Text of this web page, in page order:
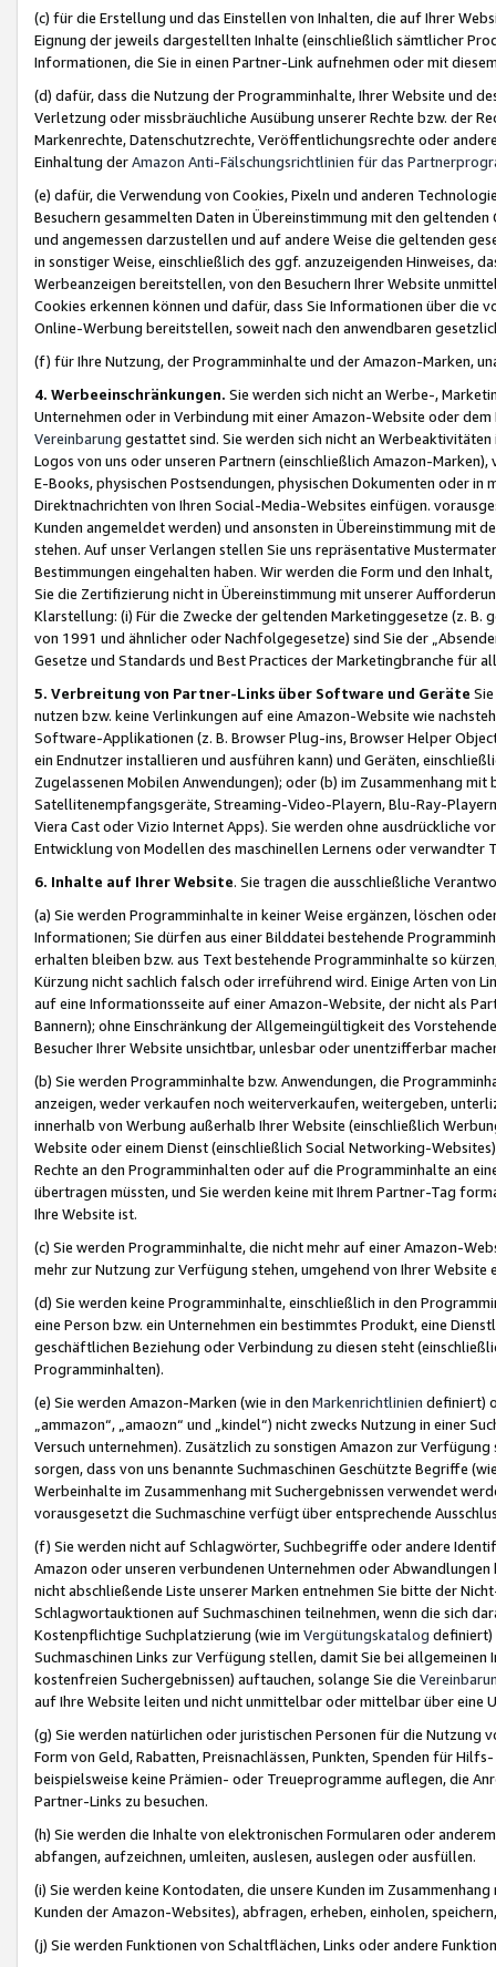
(c) für die Erstellung und das Einstellen von Inhalten, die auf Ihrer
Eignung der jeweils dargestellten Inhalte (einschließlich sämtlicher
Informationen, die Sie in einen Partner-Link aufnehmen oder mit
(d) dafür, dass die Nutzung der Programminhalte, Ihrer Website und
Verletzung oder missbräuchliche Ausübung unserer Rechte bzw. der
Markenrechte, Datenschutzrechte, Veröffentlichungsrechte oder
Einhaltung derAmazon Anti-Fälschungsrichtlinien für das
(e) dafür, die Verwendung von Cookies, Pixeln und anderen
Besuchern gesammelten Daten in Übereinstimmung mit den
und angemessen darzustellen und auf andere Weise die geltenden
in sonstiger Weise, einschließlich des ggf. anzuzeigenden Hinweises,
Werbeanzeigen bereitstellen, von den Besuchern Ihrer Website
Cookies erkennen können und dafür, dass Sie Informationen über die
Online-Werbung bereitstellen, soweit nach den anwendbaren
(f) für Ihre Nutzung, der Programminhalte und der Amazon-Marken,
4. Werbeeinschränkungen. Sie werden sich nicht an Werbe-,
Unternehmen oder in Verbindung mit einer Amazon-Website oder
Vereinbarung gestattet sind. Sie werden sich nicht an
Logos von uns oder unseren Partnern (einschließlich Amazon-
E-Books, physischen Postsendungen, physischen Dokumenten oder in
Direktnachrichten von Ihren Social-Media-Websites einfügen.
Kunden angemeldet werden) und ansonsten in Übereinstimmung mit
stehen. Auf unser Verlangen stellen Sie uns repräsentative
Bestimmungen eingehalten haben. Wir werden die Form und den
Sie die Zertifizierung nicht in Übereinstimmung mit unserer
Klarstellung: (i) Für die Zwecke der geltenden Marketinggesetze (z. B.
von 1991 und ähnlicher oder Nachfolgegesetze) sind Sie der
Gesetze und Standards und Best Practices der Marketingbranche für
5. Verbreitung von Partner-Links über Software und Geräte
nutzen bzw. keine Verlinkungen auf eine Amazon-Website wie
Software-Applikationen (z. B. Browser Plug-ins, Browser Helper
ein Endnutzer installieren und ausführen kann) und Geräten,
Zugelassenen Mobilen Anwendungen); oder (b) im Zusammenhang
Satellitenempfangsgeräte, Streaming-Video-Playern, Blu-Ray-
Viera Cast oder Vizio Internet Apps). Sie werden ohne ausdrückliche
Entwicklung von Modellen des maschinellen Lernens oder
6. Inhalte auf Ihrer Website. Sie tragen die ausschließliche
(a) Sie werden Programminhalte in keiner Weise ergänzen, löschen
Informationen; Sie dürfen aus einer Bilddatei bestehende
erhalten bleiben bzw. aus Text bestehende Programminhalte so
Kürzung nicht sachlich falsch oder irreführend wird. Einige Arten von
auf eine Informationsseite auf einer Amazon-Website, der nicht als
Bannern); ohne Einschränkung der Allgemeingültigkeit des
Besucher Ihrer Website unsichtbar, unlesbar oder unentzifferbar
(b) Sie werden Programminhalte bzw. Anwendungen, die
anzeigen, weder verkaufen noch weiterverkaufen, weitergeben,
innerhalb von Werbung außerhalb Ihrer Website (einschließlich
Website oder einem Dienst (einschließlich Social Networking-
Rechte an den Programminhalten oder auf die Programminhalte an
übertragen müssten, und Sie werden keine mit Ihrem Partner-Tag
Ihre Website ist.
(c) Sie werden Programminhalte, die nicht mehr auf einer Amazon-
mehr zur Nutzung zur Verfügung stehen, umgehend von Ihrer
(d) Sie werden keine Programminhalte, einschließlich in den
eine Person bzw. ein Unternehmen ein bestimmtes Produkt, eine
geschäftlichen Beziehung oder Verbindung zu diesen steht
Programminhalten).
(e) Sie werden Amazon-Marken (wie in den Markenrichtlinien definiert)
„ammazon“, „amaozn“ und „kindel“) nicht zwecks Nutzung in einer
Versuch unternehmen). Zusätzlich zu sonstigen Amazon zur
sorgen, dass von uns benannte Suchmaschinen Geschützte Begriffe
Werbeinhalte im Zusammenhang mit Suchergebnissen verwendet
vorausgesetzt die Suchmaschine verfügt über entsprechende
(f) Sie werden nicht auf Schlagwörter, Suchbegriffe oder andere
Amazon oder unseren verbundenen Unternehmen oder
nicht abschließende Liste unserer Marken entnehmen Sie bitte der
Schlagwortauktionen auf Suchmaschinen teilnehmen, wenn die sich
Kostenpflichtige Suchplatzierung (wie im Vergütungskatalog definiert)
Suchmaschinen Links zur Verfügung stellen, damit Sie bei
kostenfreien Suchergebnissen) auftauchen, solange Sie die
auf Ihre Website leiten und nicht unmittelbar oder mittelbar über eine
(g) Sie werden natürlichen oder juristischen Personen für die Nutzung
Form von Geld, Rabatten, Preisnachlässen, Punkten, Spenden für
beispielsweise keine Prämien- oder Treueprogramme auflegen, die
Partner-Links zu besuchen.
(h) Sie werden die Inhalte von elektronischen Formularen oder
abfangen, aufzeichnen, umleiten, auslesen, auslegen oder ausfüllen.
(i) Sie werden keine Kontodaten, die unsere Kunden im
Kunden der Amazon-Websites), abfragen, erheben, einholen,
(j) Sie werden Funktionen von Schaltflächen, Links oder andere